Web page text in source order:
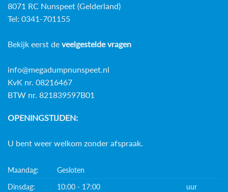
8071 RC Nunspeet (Gelderland)
Tel: 0341-701155
Bekijk eerst de veelgestelde vragen
info@megadumpnunspeet.nl
KvK nr. 08216467
BTW nr. 821839597B01
OPENINGSTIJDEN:
U bent weer welkom zonder afspraak.
Maandag:
Gesloten
Dinsdag:
10:00 - 17:00
uur